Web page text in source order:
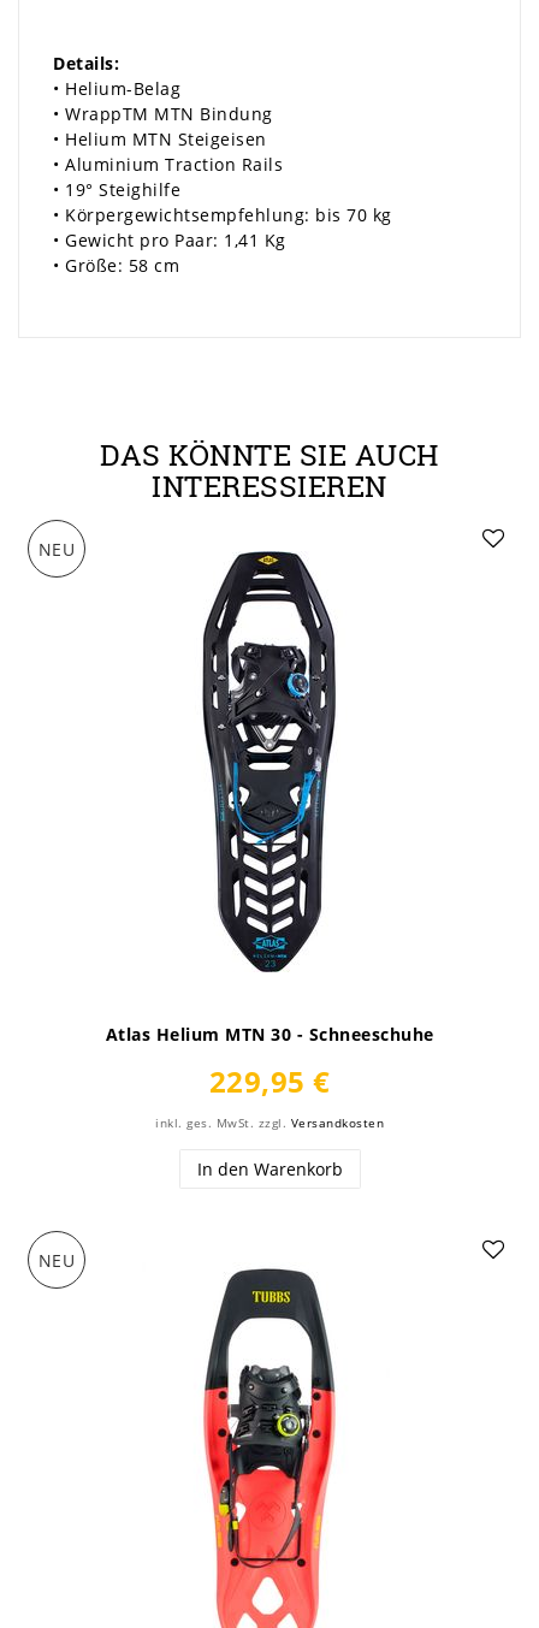
Details:
• Helium-Belag
• WrappTM MTN Bindung
• Helium MTN Steigeisen
• Aluminium Traction Rails
• 19° Steighilfe
• Körpergewichtsempfehlung: bis 70 kg
• Gewicht pro Paar: 1,41 Kg
• Größe: 58 cm
DAS KÖNNTE SIE AUCH
INTERESSIEREN
NEU
Atlas Helium MTN 30 - Schneeschuhe
229,95 €
inkl. ges. MwSt. zzgl. Versandkosten
In den Warenkorb
NEU